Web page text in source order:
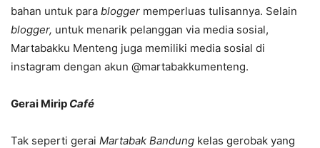
bahan untuk para blogger memperluas tulisannya. Selain
blogger, untuk menarik pelanggan via media sosial,
Martabakku Menteng juga memiliki media sosial di
instagram dengan akun @martabakkumenteng.
Gerai Mirip Café
Tak seperti gerai Martabak Bandung kelas gerobak yang